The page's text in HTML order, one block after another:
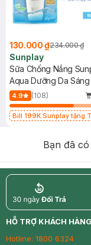
130.000 ₫234.000 ₫
Sunplay
Sữa Chống Nắng
Aqua Dưỡng Da
4.9 (108)
Bill 199K Sunplay tặng
Bạn đã
return
HỖ TRỢ KHÁCH HÀNG
Hotline: 1800 6324